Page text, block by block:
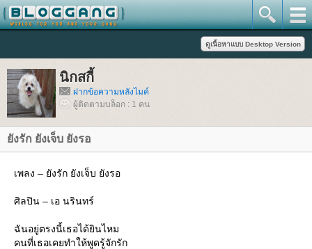
นิกสกี้
ฝากข้อความหลังไมค์
ผู้ติดตามบล็อก : 1 คน
ังรัก ยังเจ็บ ยังรอ
เพลง – ยังรัก ยังเจ็บ ยังรอ
ศิลปิน – เอ นรินทร์
ฉันอยู่ตรงนี้เธอได้ยินไหม
คนที่เธอเคยทำให้พูดรู้จักรัก